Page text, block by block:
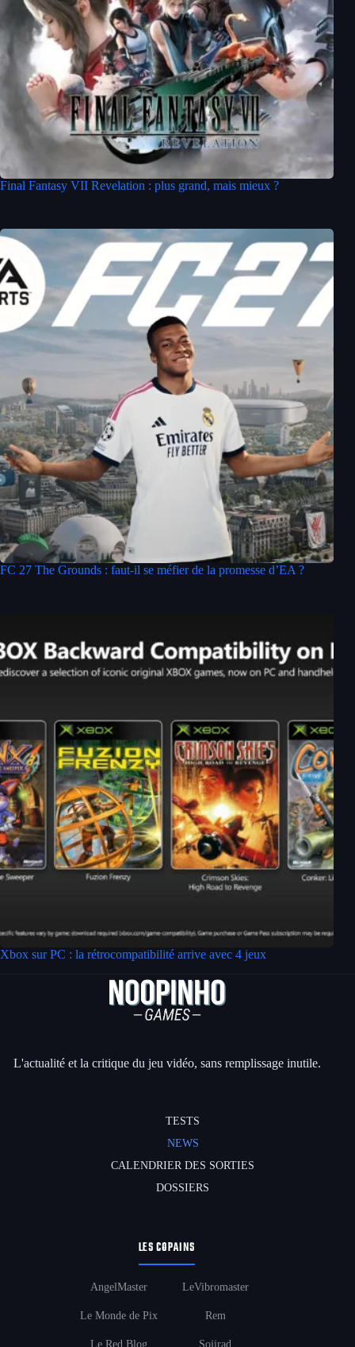
Final Fantasy VII Revelation : plus grand, mais mieux ?
FC 27 The Grounds : faut-il se méfier de la promesse d’EA ?
Xbox sur PC : la rétrocompatibilité arrive avec 4 jeux
L'actualité et la critique du jeu vidéo, sans remplissage inutile.
TESTS
NEWS
CALENDRIER DES SORTIES
DOSSIERS
LES COPAINS
AngelMaster
Le Monde de Pix
Le Red Blog
LeVibromaster
Rem
Sojirad